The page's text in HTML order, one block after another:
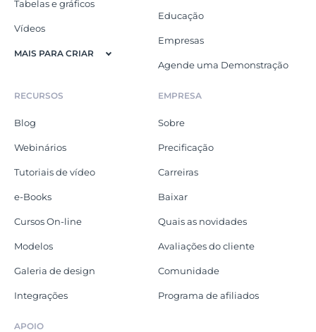
Tabelas e gráficos
Vídeos
MAIS PARA CRIAR
Educação
Empresas
Agende uma Demonstração
RECURSOS
Blog
Webinários
Tutoriais de vídeo
e-Books
Cursos On-line
Modelos
Galeria de design
Integrações
EMPRESA
Sobre
Precificação
Carreiras
Baixar
Quais as novidades
Avaliações do cliente
Comunidade
Programa de afiliados
APOIO